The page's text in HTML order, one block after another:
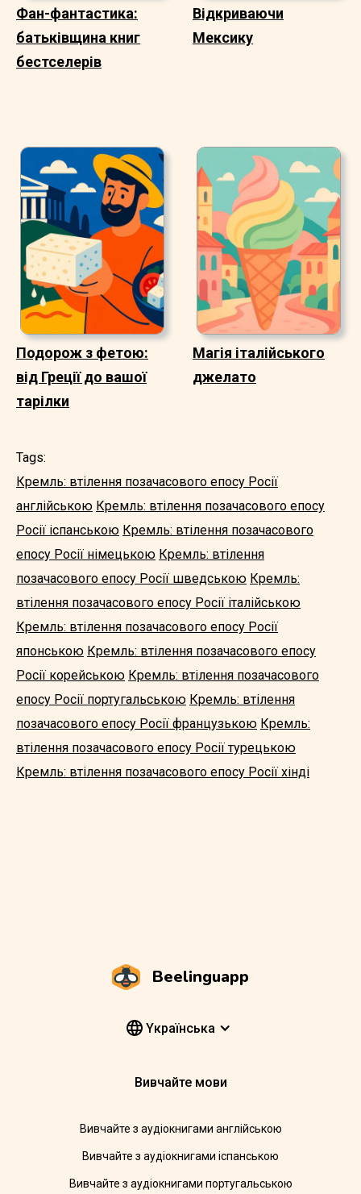
Фан-фантастика:
батьківщина книг
бестселерів
Відкриваючи
Мексику
Подорож з фетою:
від Греції до вашої
тарілки
Магія італійського
джелато
Tags:
Кремль: втілення позачасового епосу Росії
англійською Кремль: втілення позачасового епосу
Росії іспанською Кремль: втілення позачасового
епосу Росії німецькою Кремль: втілення
позачасового епосу Росії шведською Кремль:
втілення позачасового епосу Росії італійською
Кремль: втілення позачасового епосу Росії
японською Кремль: втілення позачасового епосу
Росії корейською Кремль: втілення позачасового
епосу Росії португальською Кремль: втілення
позачасового епосу Росії французькою Кремль:
втілення позачасового епосу Росії турецькою
Кремль: втілення позачасового епосу Росії хінді
Beelinguapp
Yкраїнська
Вивчайте мови
Вивчайте з аудіокнигами англійською
Вивчайте з аудіокнигами іспанською
Вивчайте з аудіокнигами португальською